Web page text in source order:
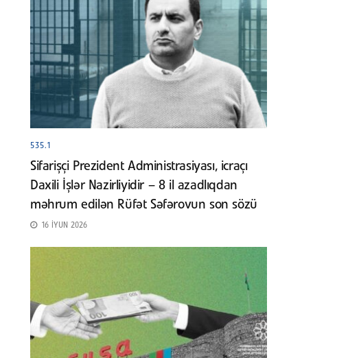
535.1
Sifarişçi Prezident Administrasiyası, icraçı
Daxili İşlər Nazirliyidir – 8 il azadlıqdan
məhrum edilən Rüfət Səfərovun son sözü
16 İYUN 2026